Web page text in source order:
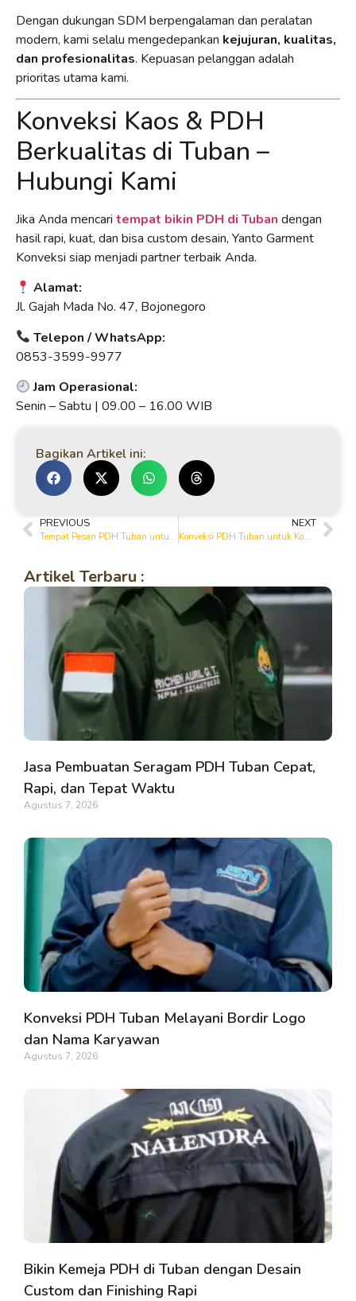
Dengan dukungan SDM berpengalaman dan peralatan
modern, kami selalu mengedepankan kejujuran, kualitas,
dan profesionalitas. Kepuasan pelanggan adalah
prioritas utama kami.
Konveksi Kaos & PDH
Berkualitas di Tuban –
Hubungi Kami
Jika Anda mencari tempat bikin PDH di Tuban dengan
hasil rapi, kuat, dan bisa custom desain, Yanto Garment
Konveksi siap menjadi partner terbaik Anda.
Alamat:
Jl. Gajah Mada No. 47, Bojonegoro
Telepon / WhatsApp:
0853-3599-9977
Jam Operasional:
Senin – Sabtu | 09.00 – 16.00 WIB
Bagikan Artikel ini:
PREVIOUS
Tempat Pesan PDH Tuban untuk Seragam Kerja Profesional
NEXT
Konveksi PDH Tuban untuk Komunitas, Event, dan Perusahaan
Artikel Terbaru :
Jasa Pembuatan Seragam PDH Tuban Cepat,
Rapi, dan Tepat Waktu
Agustus 7, 2026
Konveksi PDH Tuban Melayani Bordir Logo
dan Nama Karyawan
Agustus 7, 2026
Bikin Kemeja PDH di Tuban dengan Desain
Custom dan Finishing Rapi